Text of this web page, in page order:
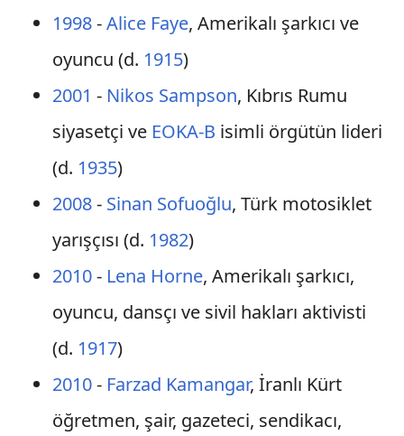
1998-Alice Faye, Amerikalı şarkıcı ve
oyuncu (d. 1915)
2001 - Nikos Sampson, Kıbrıs Rumu
siyasetçi ve EOKA-B isimli örgütün lideri
(d. 1935)
2008- Sinan Sofuoğlu, Türk motosiklet
yarışçısı (d. 1982)
2010- Lena Horne, Amerikalı şarkıcı,
oyuncu, dansçı ve sivil hakları aktivisti
(d. 1917)
2010- Farzad Kamangar, İranlı Kürt
öğretmen, şair, gazeteci, sendikacı,